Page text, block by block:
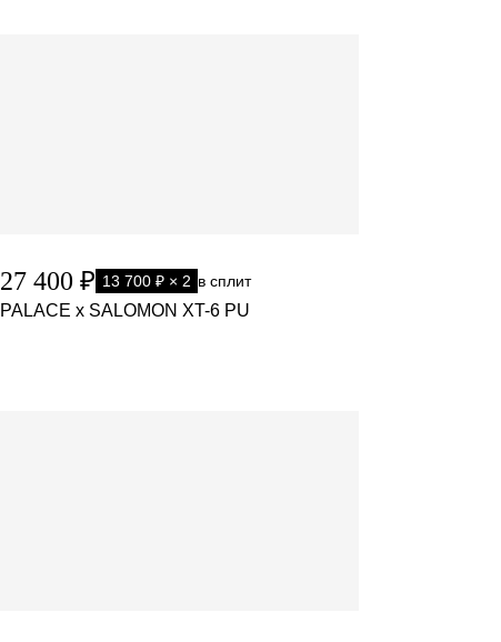
27 400 ₽ 13 700 ₽ × 2 в сплит
PALACE x SALOMON XT-6 PU